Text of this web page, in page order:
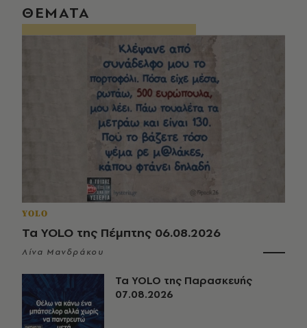
ΘΕΜΑΤΑ
YOLO
Τα YOLO της Πέμπτης 06.08.2026
Λίνα Μανδράκου
Τα YOLO της Παρασκευής
07.08.2026